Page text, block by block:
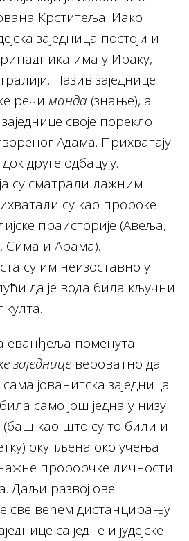
Крститеља. Иако
заједница постоји и
има у Ираку,
Назив заједнице
речи манда (знање), а
своје порекло
Адама. Прихватају
друге одбацују.
су сматрали лажним
су као пророке
праисторије (Авеља,
Сима и Арама).
су им неизоставно у
да је вода била кључни
еванђеља поменута
заједнице вероватно да
јованитска заједница
само још једна у низу
(баш као што су то били и
окупљена око учења
пророрчке личности
Даљи развој ове
све већем дистанцирању
са једне и јудејске